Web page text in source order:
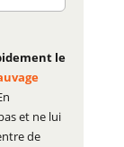
le
et ne lui
de